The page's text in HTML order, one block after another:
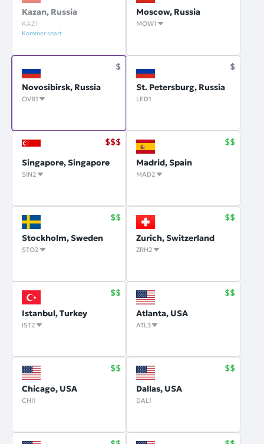
Kazan, Russia
KAZ1
Kommer snart
Moscow, Russia
MOW1
Novosibirsk, Russia
OVB1
St. Petersburg, Russia
LED1
Singapore, Singapore
SIN2
Madrid, Spain
MAD2
Stockholm, Sweden
STO2
Zurich, Switzerland
ZRH2
Istanbul, Turkey
IST2
Atlanta, USA
ATL3
Chicago, USA
CHI1
Dallas, USA
DAL1